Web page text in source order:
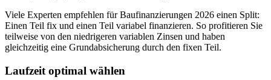
Viele Experten empfehlen für Baufinanzierungen 2026 einen Split:
Einen Teil fix und einen Teil variabel finanzieren. So profitieren Sie
teilweise von den niedrigeren variablen Zinsen und haben
gleichzeitig eine Grundabsicherung durch den fixen Teil.
Laufzeit optimal wählen